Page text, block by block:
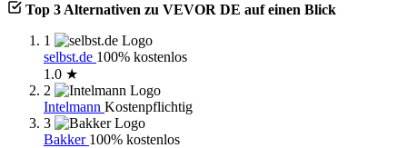
Top 3 Alternativen zu VEVOR DE auf einen Blick
1
selbst.de 100% kostenlos
1.0 ★
2
Intelmann Kostenpflichtig
3
Bakker 100% kostenlos